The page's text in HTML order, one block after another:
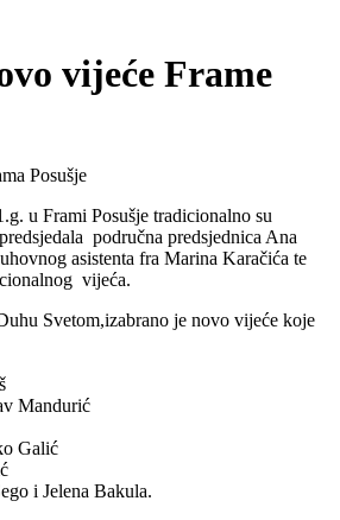
vijeće Frame
Posušje
u Frami Posušje tradicionalno su
područna predsjednica Ana
asistenta fra Marina Karačića te
vijeća.
Svetom,izabrano je novo vijeće koje
Mandurić
Galić
i Jelena Bakula.